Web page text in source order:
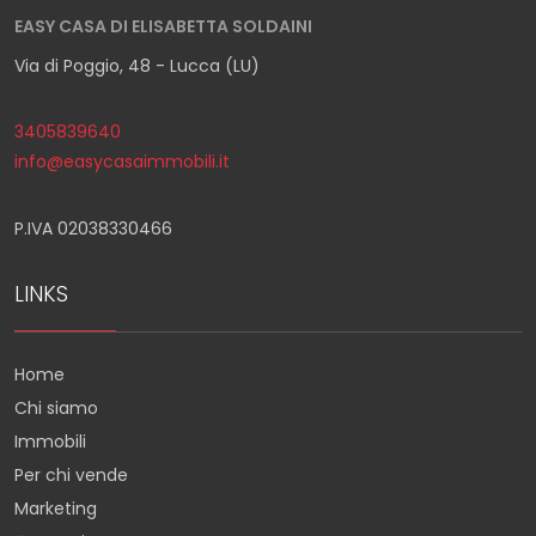
EASY CASA DI ELISABETTA SOLDAINI
Via di Poggio, 48 - Lucca (LU)
3405839640
info@easycasaimmobili.it
P.IVA 02038330466
LINKS
Home
Chi siamo
Immobili
Per chi vende
Marketing